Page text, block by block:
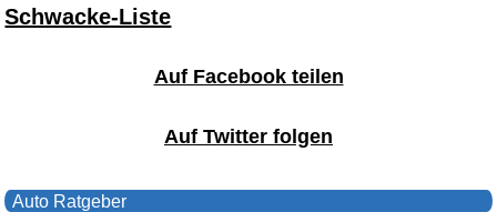
Schwacke-Liste
Auf Facebook teilen
Auf Twitter folgen
Auto Ratgeber